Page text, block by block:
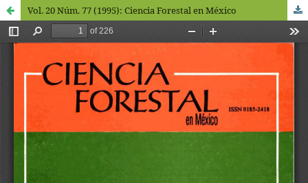
Vol. 20 Núm. 77 (1995): Ciencia Forestal en México